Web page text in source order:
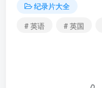
纪录片大全
# 英语
# 英国